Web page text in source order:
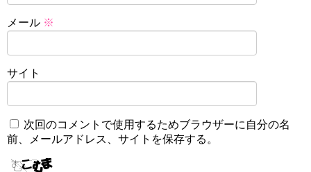
メール ※
サイト
次回のコメントで使用するためブラウザーに自分の名
前、メールアドレス、サイトを保存する。